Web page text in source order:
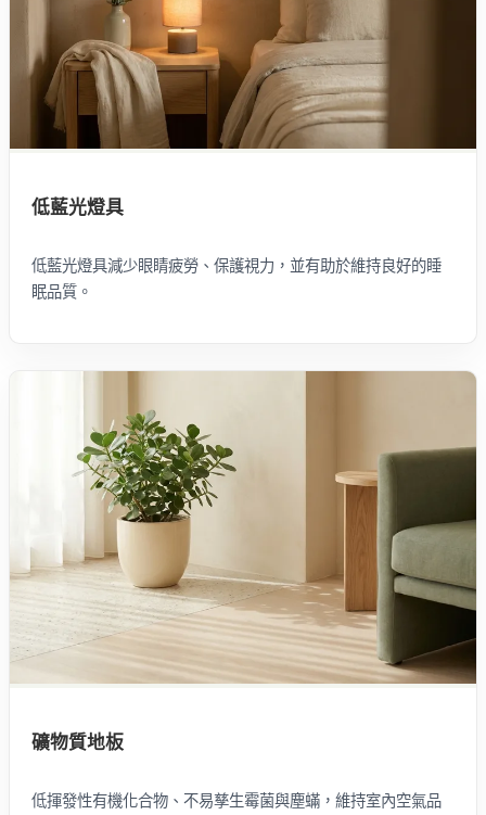
低藍光燈具
低藍光燈具減少眼睛疲勞、保護視力，並有助於維持良好的睡
眠品質。
礦物質地板
低揮發性有機化合物、不易孳生霉菌與塵蟎，維持室內空氣品